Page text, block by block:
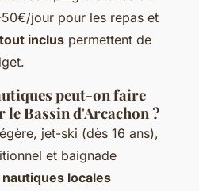
jour pour les repas et
inclus permettent de
peut-on faire
le Bassin d'Arcachon ?
jet-ski (dès 16 ans),
et baignade
locales